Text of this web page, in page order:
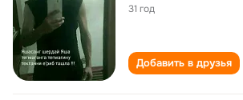
31 год
Добавить в друзья